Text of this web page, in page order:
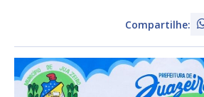
Compartilhe: